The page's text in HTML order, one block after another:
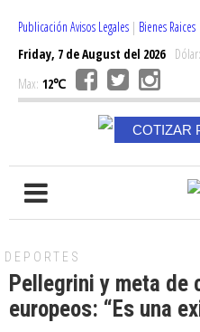
Publicación Avisos Legales | Bienes Raices
Friday, 7 de August del 2026Dólar:
Max: 12℃
COTIZAR
DEPORTES
Pellegrini y meta
europeos: “Es una